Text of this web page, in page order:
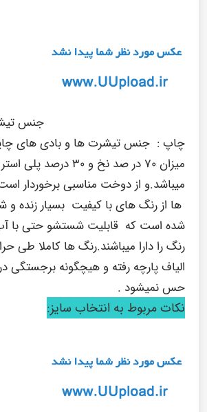
جنس
چاپ : جنس تیشرت ها و بادی های
میزان ۷۰ در صد نخ و ۳۰
میباشد.و از دوخت مناسبی برخوردار
ها از رنگ های با کیفیت بسیار زنده و
شده است که قابلیت شستشو حتی با
رنگ را دارا میباشند.رنگ ها کاملا طی
الیاف پارچه رفته و هیچگونه
حس نمیشود .
نکات مربوط به انتخاب سایز: